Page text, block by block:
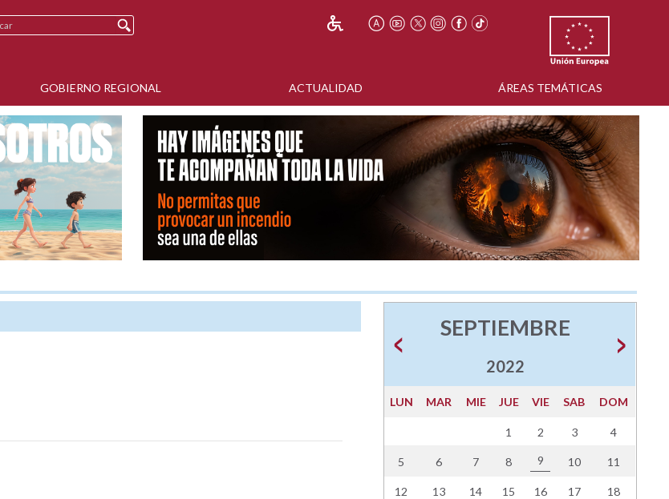
GOBIERNO REGIONAL ACTUALIDAD ÁREAS TEMÁTICAS
SEPTIEMBRE
2022
LUN MAR MIE JUE VIE SAB DOM
1 2 3 4
5 6 7 8 9 10 11
12 13 14 15 16 17 18